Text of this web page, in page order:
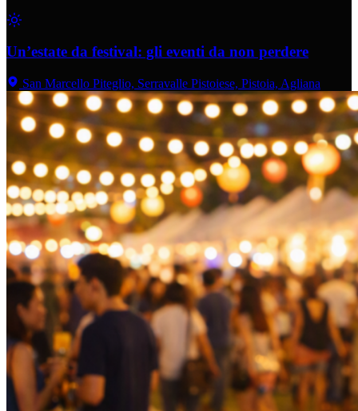
Un’estate da festival: gli eventi da non perdere
San Marcello Piteglio, Serravalle Pistoiese, Pistoia, Agliana